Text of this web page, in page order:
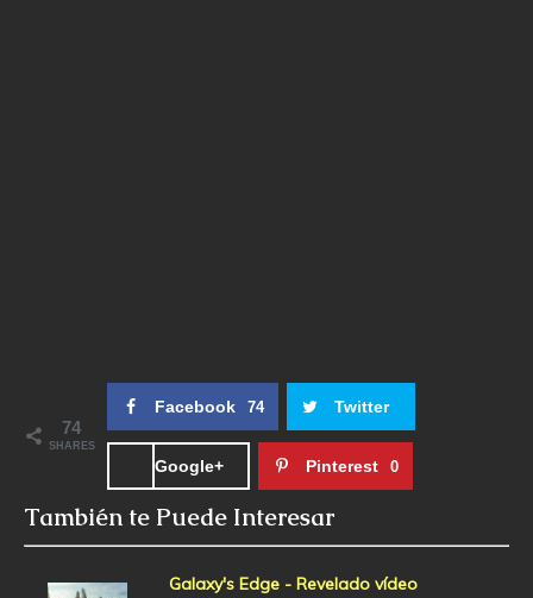
74
SHARES
Facebook 74 Twitter
Google+ Pinterest 0
También te Puede Interesar
Galaxy's Edge - Revelado vídeo